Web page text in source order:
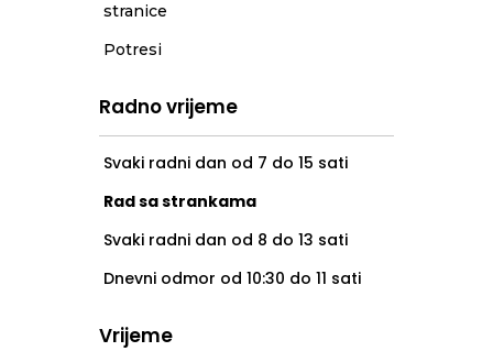
stranice
Potresi
Radno vrijeme
Svaki radni dan od 7 do 15 sati
Rad sa strankama
Svaki radni dan od 8 do 13 sati
Dnevni odmor od 10:30 do 11 sati
Vrijeme